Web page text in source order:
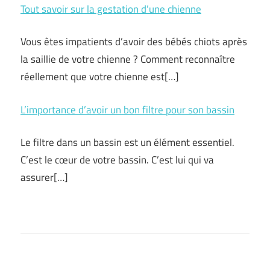
Tout savoir sur la gestation d’une chienne
Vous êtes impatients d’avoir des bébés chiots après
la saillie de votre chienne ? Comment reconnaître
réellement que votre chienne est[…]
L’importance d’avoir un bon filtre pour son bassin
Le filtre dans un bassin est un élément essentiel.
C’est le cœur de votre bassin. C’est lui qui va
assurer[…]